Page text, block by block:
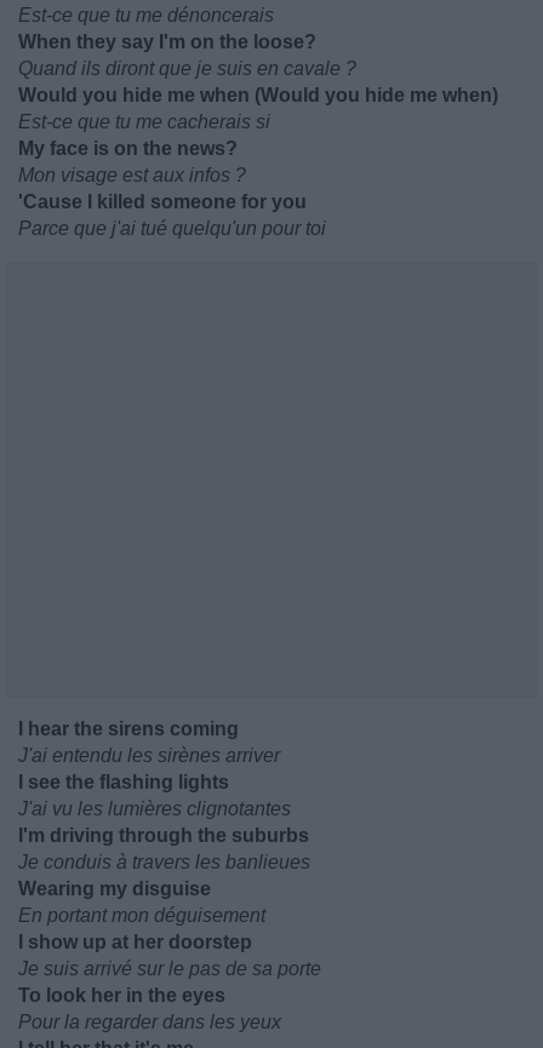
Est-ce que tu me dénoncerais
When they say I'm on the loose?
Quand ils diront que je suis en cavale ?
Would you hide me when (Would you hide me when)
Est-ce que tu me cacherais si
My face is on the news?
Mon visage est aux infos ?
'Cause I killed someone for you
Parce que j'ai tué quelqu'un pour toi
I hear the sirens coming
J'ai entendu les sirènes arriver
I see the flashing lights
J'ai vu les lumières clignotantes
I'm driving through the suburbs
Je conduis à travers les banlieues
Wearing my disguise
En portant mon déguisement
I show up at her doorstep
Je suis arrivé sur le pas de sa porte
To look her in the eyes
Pour la regarder dans les yeux